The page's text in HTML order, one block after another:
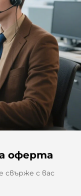
оферта
с вас